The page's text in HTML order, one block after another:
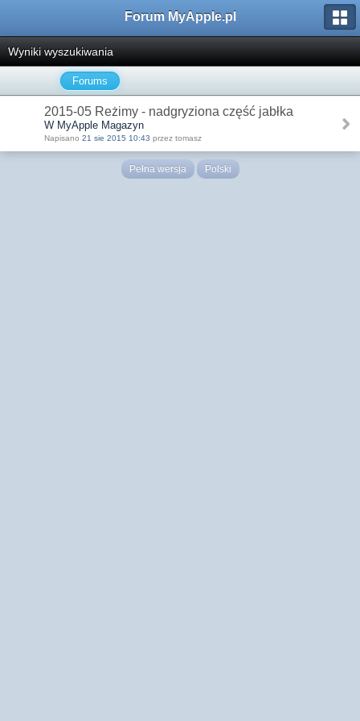
Forum MyApple.pl
Wyniki wyszukiwania
Forums
2015-05 Reżimy - nadgryziona część jabłka
W MyApple Magazyn
Napisano 21 sie 2015 10:43 przez tomasz
Pełna wersja Polski